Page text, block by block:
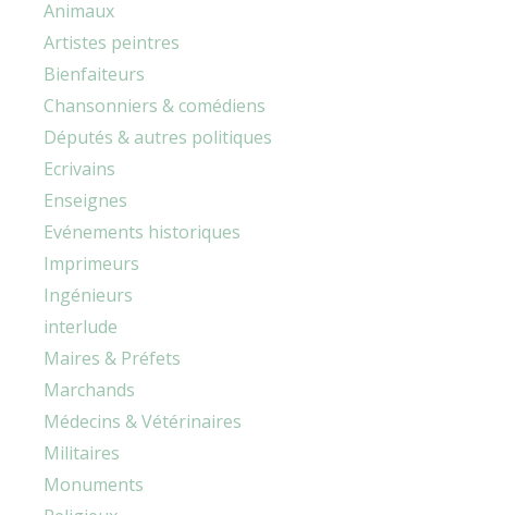
Animaux
Artistes peintres
Bienfaiteurs
Chansonniers & comédiens
Députés & autres politiques
Ecrivains
Enseignes
Evénements historiques
Imprimeurs
Ingénieurs
interlude
Maires & Préfets
Marchands
Médecins & Vétérinaires
Militaires
Monuments